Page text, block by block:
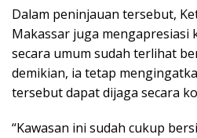
Dalam peninjauan tersebut,
Makassar juga mengapresiasi
secara umum sudah terlihat
demikian, ia tetap
tersebut dapat dijaga secara
“Kawasan ini sudah cukup